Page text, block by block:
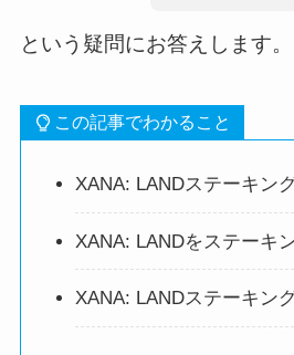
という疑問にお答えします。
この記事でわかること
XANA: LANDステーキン
XANA: LANDをステーキ
XANA: LANDステーキン